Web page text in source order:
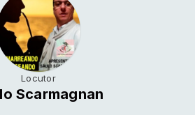
Locutor
Scarmagnan